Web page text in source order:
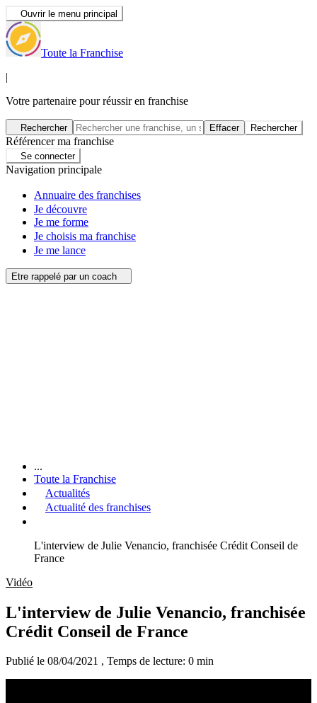
Ouvrir le menu principal
Toute la Franchise
|
Votre partenaire pour réussir en franchise
Rechercher Effacer Rechercher
Référencer ma franchise
Se connecter
Navigation principale
Annuaire des franchises
Je découvre
Je me forme
Je choisis ma franchise
Je me lance
Etre rappelé par un coach
...
Toute la Franchise
Actualités
Actualité des franchises
L'interview de Julie Venancio, franchisée Crédit Conseil de
France
Vidéo
L'interview de Julie Venancio, franchisée
Crédit Conseil de France
Publié le 08/04/2021 , Temps de lecture: 0 min